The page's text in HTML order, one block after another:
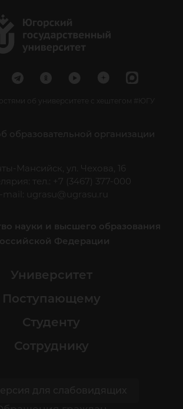
об университете с хештегом #ЮГУ
образовательной организации
Мансийск, ул. Чехова, 16
тел.: +7 (3467) 377-000
mail:
ugrasu@ugrasu.ru
науки и высшего образования
Федерации
Университет
Поступающему
Студенту
Сотруднику